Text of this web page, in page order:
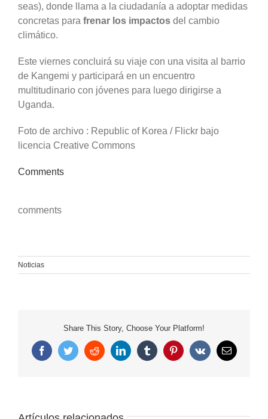
seas), donde llama a la ciudadanía a adoptar medidas
concretas para frenar los impactos del cambio
climático.
Este viernes concluirá su viaje con una visita al barrio
de Kangemi y participará en un encuentro
multitudinario con jóvenes para luego dirigirse a
Uganda.
Foto de archivo : Republic of Korea / Flickr bajo
licencia Creative Commons
Comments
comments
Noticias
Share This Story, Choose Your Platform!
FacebookTwitterRedditLinkedInTumblrPinterestVk
Correo